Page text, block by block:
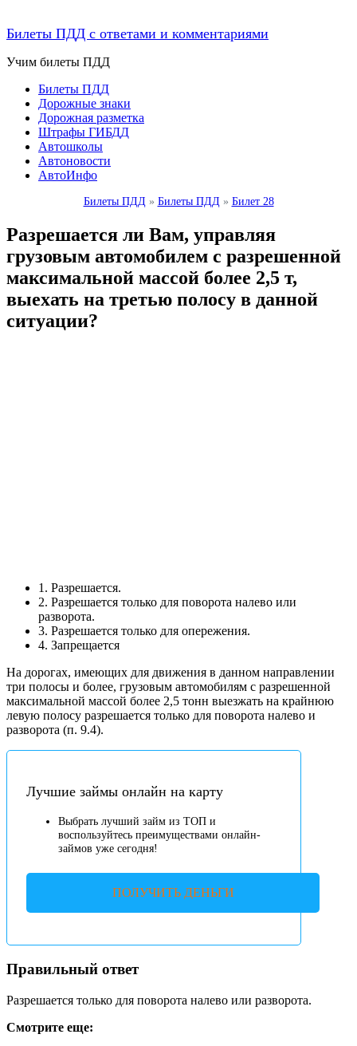
Билеты ПДД с ответами и комментариями
Учим билеты ПДД
Билеты ПДД
Дорожные знаки
Дорожная разметка
Штрафы ГИБДД
Автошколы
Автоновости
АвтоИнфо
Билеты ПДД » Билеты ПДД » Билет 28
Разрешается ли Вам, управляя
грузовым автомобилем с разрешенной
максимальной массой более 2,5 т,
выехать на третью полосу в данной
ситуации?
1. Разрешается.
2. Разрешается только для поворота налево или
разворота.
3. Разрешается только для опережения.
4. Запрещается
На дорогах, имеющих для движения в данном направлении
три полосы и более, грузовым автомобилям с разрешенной
максимальной массой более 2,5 тонн выезжать на крайнюю
левую полосу разрешается только для поворота налево и
разворота (п. 9.4).
Лучшие займы онлайн на карту
Выбрать лучший займ из ТОП и
воспользуйтесь преимуществами онлайн-
займов уже сегодня!
ПОЛУЧИТЬ ДЕНЬГИ
Правильный ответ
Разрешается только для поворота налево или разворота.
Смотрите еще: